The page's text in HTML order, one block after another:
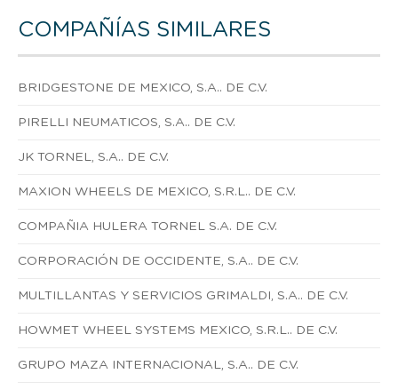
COMPAÑÍAS SIMILARES
BRIDGESTONE DE MEXICO, S.A.. DE C.V.
PIRELLI NEUMATICOS, S.A.. DE C.V.
JK TORNEL, S.A.. DE C.V.
MAXION WHEELS DE MEXICO, S.R.L.. DE C.V.
COMPAÑIA HULERA TORNEL S.A. DE C.V.
CORPORACIÓN DE OCCIDENTE, S.A.. DE C.V.
MULTILLANTAS Y SERVICIOS GRIMALDI, S.A.. DE C.V.
HOWMET WHEEL SYSTEMS MEXICO, S.R.L.. DE C.V.
GRUPO MAZA INTERNACIONAL, S.A.. DE C.V.